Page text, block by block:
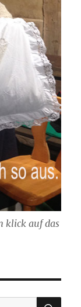
klick auf das